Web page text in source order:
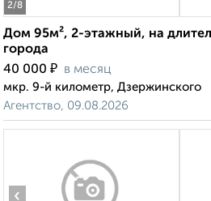
2/8
Дом 95м², 2-этажный, на
города
40 000 ₽ в месяц
мкр. 9-й километр, Дзержинского
Агентство, 09.08.2026
‹